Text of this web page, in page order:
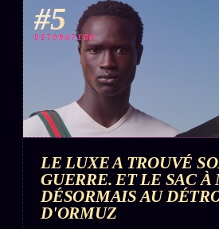
#5
DÉTONATION
LE LUXE A TROUVÉ
GUERRE. ET LE SAC
DÉSORMAIS AU
D'ORMUZ